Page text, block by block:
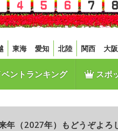
東海 愛知 北陸 関西 大阪
ントランキング スポ
（2027年）もどうぞよろ